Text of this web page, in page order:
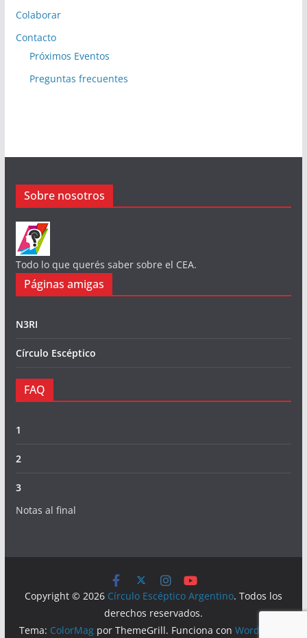
Colaborar
Contacto
Próximos Eventos
Preguntas frecuentes
Sobre nosotros
Todo lo que querés saber sobre el CEA.
Páginas amigas
N3RI
Círculo Escéptico
FAQ
1
2
3
Notas al final
Copyright © 2026 Círculo Escéptico Argentino. Todos los
derechos reservados.
Tema: ColorMag por ThemeGrill. Funciona conWordPress